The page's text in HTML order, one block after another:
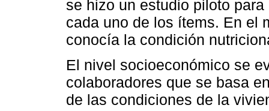
se hizo un estudio piloto
cada uno de los ítems. En el
conocía la condición
El nivel socioeconómico se
colaboradores que se basa
de las condiciones de la